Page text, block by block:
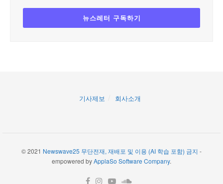
기사제보 회사소개
© 2021 Newswave25 무단전재, 재배포 및 이용 (AI 학습 포함) 금지 -
empowered byApplaSo Software Company.